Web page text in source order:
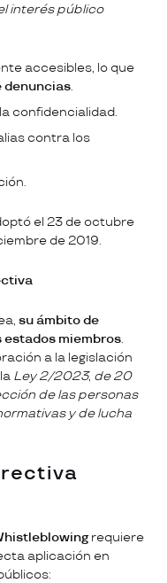
interés público
accesibles, lo que
denuncias.
confidencialidad.
contra los
el 23 de octubre
de 2019.
su ámbito de
estados miembros.
a la legislación
Ley 2/2023, de 20
de las personas
y de lucha
requiere
aplicación en